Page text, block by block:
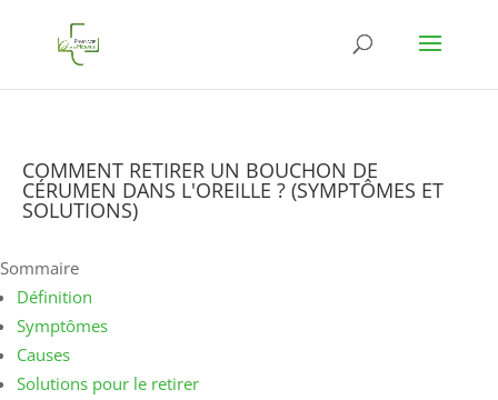
COMMENT RETIRER UN BOUCHON DE
CÉRUMEN DANS L'OREILLE ? (SYMPTÔMES ET
SOLUTIONS)
Sommaire
Définition
Symptômes
Causes
Solutions pour le retirer